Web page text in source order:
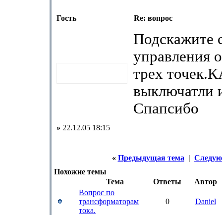
Гость Re: вопрос
Подскажите
управления
трех
выключатли
Спапсибо
» 22.12.05 18:15
« Предыдущая тема |
Похожие темы
Тема
Ответы
Автор
Вопрос по
трансформаторам
тока.
0 Daniel